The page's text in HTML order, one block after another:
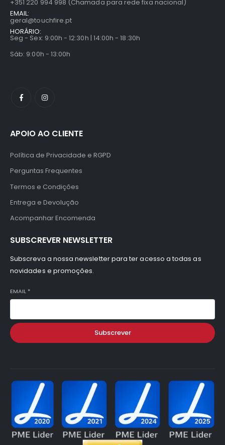
+351 220 994 998 (Chamada para rede fixa nacional)
EMAIL:
geral@touchfire.pt
HORÁRIO:
Seg - Sex: 9:00h - 12:30h | 14:00h - 18:30h
Sáb: 9:00h - 13:00h
APOIO AO CLIENTE
Política de Privacidade e RGPD
Perguntas Frequentes
Termos e Condições
Entrega e Devolução
Acompanhar Encomenda
SUBSCREVER NEWSLETTER
Subscreva a nossa newsletter para ter acesso a todas as
novidades e promoções.
EMAIL *
Subscrever